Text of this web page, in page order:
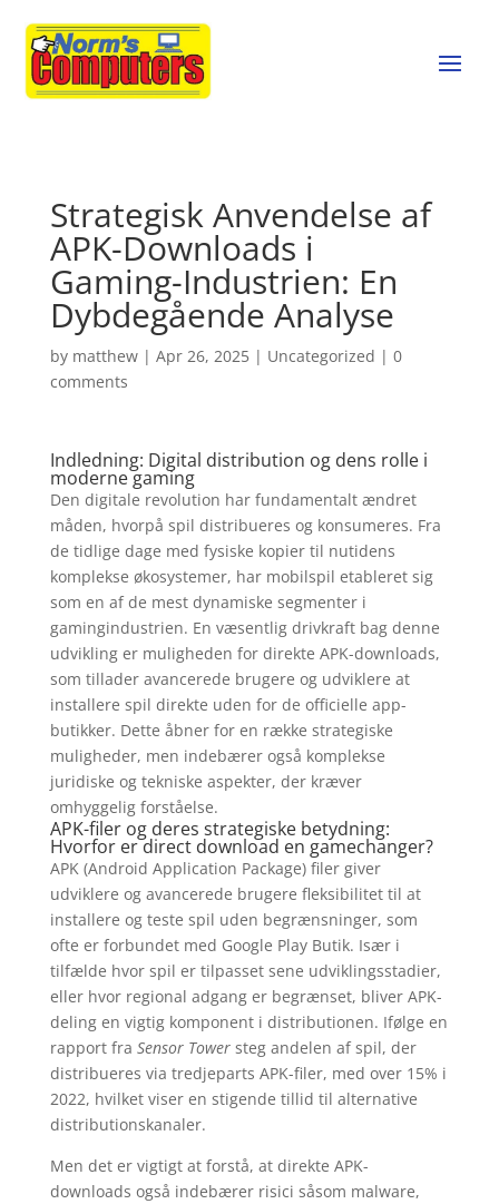
Strategisk Anvendelse af
APK-Downloads i
Gaming-Industrien: En
Dybdegående Analyse
by matthew| Apr 26, 2025| Uncategorized | 0
comments
Indledning: Digital distribution og dens rolle i
moderne gaming
Den digitale revolution har fundamentalt ændret
måden, hvorpå spil distribueres og konsumeres. Fra
de tidlige dage med fysiske kopier til nutidens
komplekse økosystemer, har mobilspil etableret sig
som en af de mest dynamiske segmenter i
gamingindustrien. En væsentlig drivkraft bag denne
udvikling er muligheden for direkte APK-downloads,
som tillader avancerede brugere og udviklere at
installere spil direkte uden for de officielle app-
butikker. Dette åbner for en række strategiske
muligheder, men indebærer også komplekse
juridiske og tekniske aspekter, der kræver
omhyggelig forståelse.
APK-filer og deres strategiske betydning:
Hvorfor er direct download en gamechanger?
APK (Android Application Package) filer giver
udviklere og avancerede brugere fleksibilitet til at
installere og teste spil uden begrænsninger, som
ofte er forbundet med Google Play Butik. Især i
tilfælde hvor spil er tilpasset sene udviklingsstadier,
eller hvor regional adgang er begrænset, bliver APK-
deling en vigtig komponent i distributionen. Ifølge en
rapport fra Sensor Towersteg andelen af spil, der
distribueres via tredjeparts APK-filer, med over 15% i
2022, hvilket viser en stigende tillid til alternative
distributionskanaler.
Men det er vigtigt at forstå, at direkte APK-
downloads også indebærer risici såsom malware,